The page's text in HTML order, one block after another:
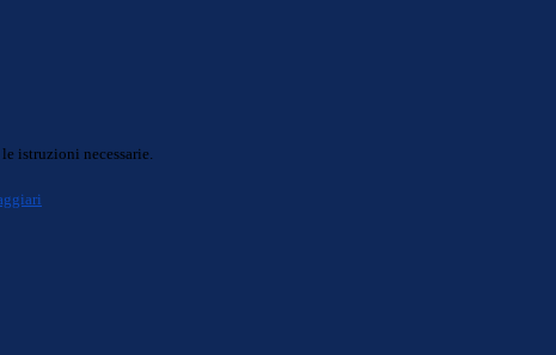
istruzioni necessarie.